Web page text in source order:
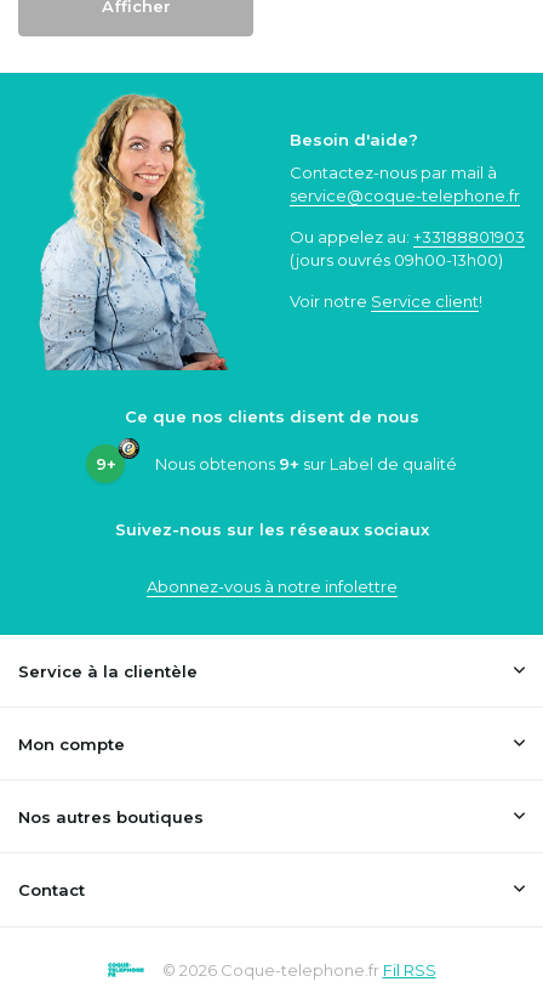
Afficher
Besoin d'aide?
Contactez-nous par mail à
service@coque-telephone.fr
Ou appelez au: +33188801903
(jours ouvrés 09h00-13h00)
Voir notre Service client!
Ce que nos clients disent de nous
9+ Nous obtenons 9+ sur Label de qualité
Suivez-nous sur les réseaux sociaux
Abonnez-vous à notre infolettre
Service à la clientèle
Mon compte
Nos autres boutiques
Contact
© 2026 Coque-telephone.fr Fil RSS